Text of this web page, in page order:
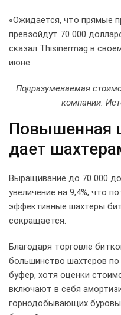
«Ожидается, что прямые
превзойдут 70 000
сказал Thisinermag в
июне.
Подразумеваемая
компании.
Повышенная
дает
Выращивание до 70 000
увеличение на 9,4%, что
эффективные шахтеры
сокращается.
Благодаря торговле
большинство шахтеров
буфер, хотя оценки
включают в себя
горнодобывающих